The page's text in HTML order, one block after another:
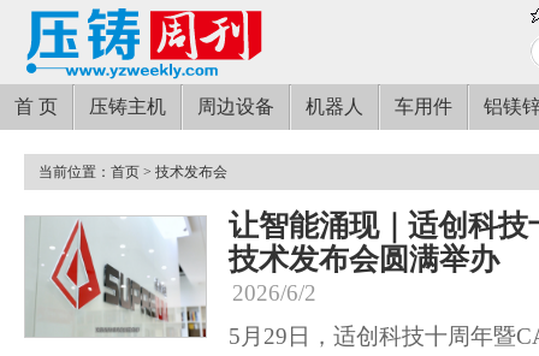
首 页 压铸主机 周边设备 机器人 车用件 铝镁
当前位置： 首页 > 技术发布会
让智能涌现｜适创科
技术发布会圆满举办
2026/6/2
5月29日，适创科技十周年暨